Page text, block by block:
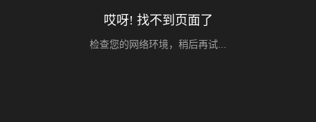
哎呀! 找不到页面了
检查您的网络环境，稍后再试...